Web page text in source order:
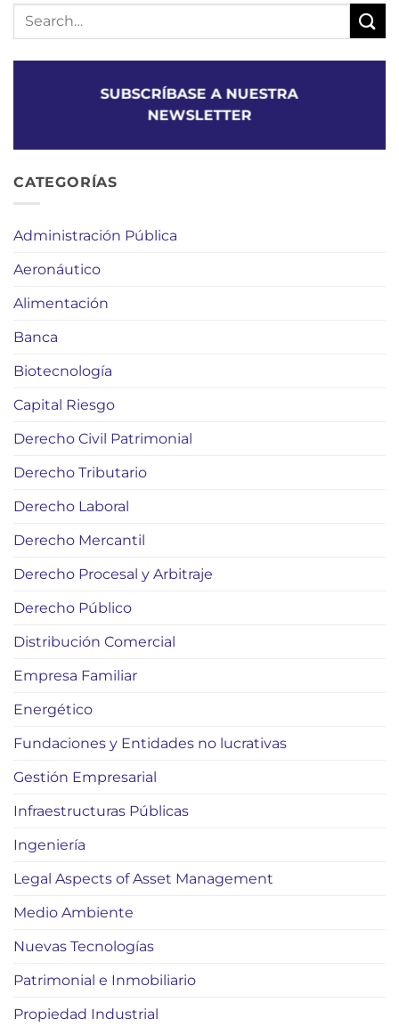
SUBSCRÍBASE A NUESTRA
NEWSLETTER
CATEGORÍAS
Administración Pública
Aeronáutico
Alimentación
Banca
Biotecnología
Capital Riesgo
Derecho Civil Patrimonial
Derecho Tributario
Derecho Laboral
Derecho Mercantil
Derecho Procesal y Arbitraje
Derecho Público
Distribución Comercial
Empresa Familiar
Energético
Fundaciones y Entidades no lucrativas
Gestión Empresarial
Infraestructuras Públicas
Ingeniería
Legal Aspects of Asset Management
Medio Ambiente
Nuevas Tecnologías
Patrimonial e Inmobiliario
Propiedad Industrial